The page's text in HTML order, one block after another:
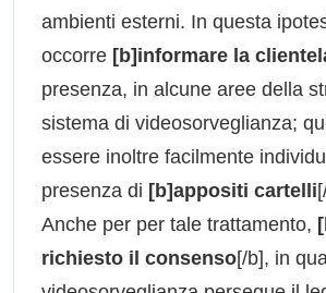
ambienti esterni. In questa
occorre [b]informare la
presenza, in alcune aree della
sistema di videosorveglianza;
essere inoltre facilmente
presenza di [b]appositi cartelli
Anche per per tale trattamento,
richiesto il consenso[/b], in